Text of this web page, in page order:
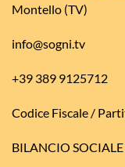
Montello (TV)
info@sogni.tv
+39 389 9125712
Codice Fiscale /
BILANCIO SOCIALE